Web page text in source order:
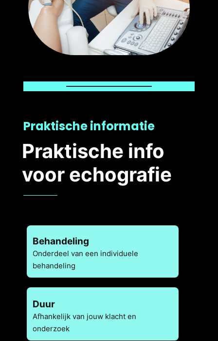
Praktische informatie
Praktische info
voor echografie
Behandeling
Onderdeel van een individuele
behandeling
Duur
Afhankelijk van jouw klacht en
onderzoek